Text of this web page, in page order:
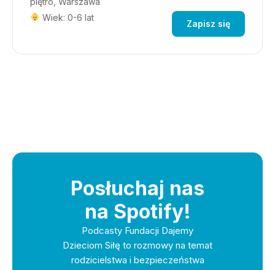
Wiek: 0-6 lat
Zapisz się
Posłuchaj nas
na Spotify!
Podcasty Fundacji Dajemy
Dzieciom Siłę to rozmowy na temat
rodzicielstwa i bezpieczeństwa